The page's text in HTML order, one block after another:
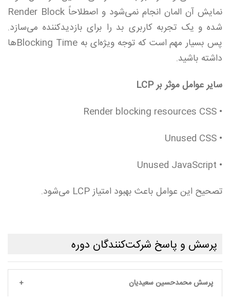
نمایش آن المان انجام نمی‌شود و اصطلاحاً Render Block
شده و یک تجربه کاربری بد را برای بازدیدکننده می‌سازد.
پس بسیار مهم است که توجه ویژه‌ای به Blocking Timeها
داشته باشید.
سایر عوامل موثر بر LCP
• Render blocking resources CSS
• Unused CSS
• Unused JavaScript
تصحیح این عوامل باعث بهبود امتیاز LCP می‌شود.
پرسش و پاسخ شرکت‌کنندگان دوره
پرسش محمدحسین سعیدیان